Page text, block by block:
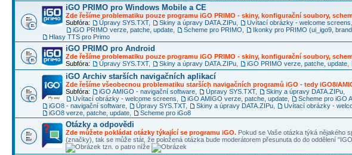
iGO PRIMO pro Windows Mobile a CE
Zde řešíme problematiku pouze programu iGO PRIMO - skiny, konfigurační soubory,
Subfóra:
Úpravy SYS.TXT, Skiny a úpravy DATA.ZIPu Uvítací obrázky - welcome screens
iGO PRIMO verze, patche, update
Scheme pro PRIMO Ikonky pro PRIMO (ui_igo9,
Hlasy TTS pro Primo
iGO PRIMO pro Android
Zde řešíme problematiku pouze programu iGO PRIMO - skiny, konfigurační soubory,
Subfóra:
Úpravy SYS.TXT, Skiny a úpravy DATA.ZIPu iGO PRIMO verze, patche, update
iGO Archiv starších navigačních aplikací
Zde řešíme všeobecnou problematiku starších navigačních programů iGO - tedy iGO8/
Subfóra:
iGO AMIGO - navigační software Úpravy SYS.TXT, Skiny a úpravy DATA.ZIPu
Uvítací obrázky - welcome screens
iGO AMIGO verze, patche, update Scheme pro iGO
iGO8 - navigační software
Úpravy SYS.TXT, Skiny a úpravy DATA.ZIPu Uvítací obrázky -
iGO8 verze, patche, update
Scheme pro iGo8
Otázky a odpovědi
Zde můžete pokládat otázky týkající se programu iGO. Pokud se Vaše otázka týká nějakého
(značky), tak se může stát, že položená otázka bude moderátorem přesunuta do do oddělení
tzn. o patro níže